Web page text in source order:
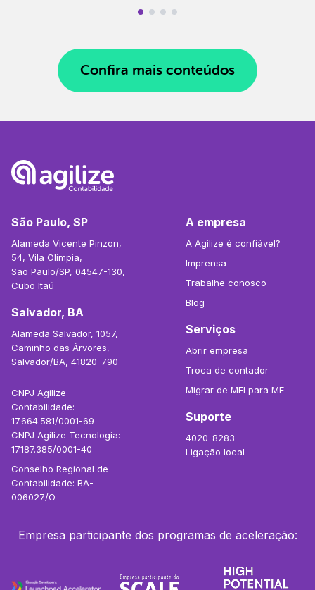
Confira mais conteúdos
São Paulo, SP
Alameda Vicente Pinzon,
54, Vila Olímpia,
São Paulo/SP, 04547-130,
Cubo Itaú
Salvador, BA
Alameda Salvador, 1057,
Caminho das Árvores,
Salvador/BA, 41820-790
CNPJ Agilize
Contabilidade:
17.664.581/0001-69
CNPJ Agilize Tecnologia:
17.187.385/0001-40
Conselho Regional de
Contabilidade: BA-
006027/O
A empresa
A Agilize é confiável?
Imprensa
Trabalhe conosco
Blog
Serviços
Abrir empresa
Troca de contador
Migrar de MEI para ME
Suporte
4020-8283
Ligação local
Empresa participante dos programas de aceleração: